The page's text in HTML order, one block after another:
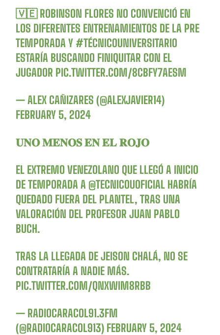
🇻🇪 ROBINSON FLORES NO CONVENCIÓ EN
LOS DIFERENTES ENTRENAMIENTOS DE LA PRE
TEMPORADA Y#TÉCNICOUNIVERSITARIO
ESTARÍA BUSCANDO FINIQUITAR CON EL
JUGADOR PIC.TWITTER.COM/8CBFY7AESM
— ALEX CAÑIZARES (@ALEXJAVIER14)
FEBRUARY 5, 2024
𝐔𝐍𝐎 𝐌𝐄𝐍𝐎𝐒 𝐄𝐍 𝐄𝐋 𝐑𝐎𝐉𝐎
EL EXTREMO VENEZOLANO QUE LLEGÓ A INICIO
DE TEMPORADA A @TECNICOUOFICIAL HABRÍA
QUEDADO FUERA DEL PLANTEL, TRAS UNA
VALORACIÓN DEL PROFESOR JUAN PABLO
BUCH.
TRAS LA LLEGADA DE JEISON CHALÁ, NO SE
CONTRATARÍA A NADIE MÁS.
PIC.TWITTER.COM/QNXWIM8RBB
— RADIOCARACOL91.3FM
(@RADIOCARACOL913) FEBRUARY 5, 2024